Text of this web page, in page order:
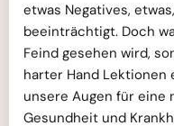
etwas Negatives,
beeinträchtigt. Doch
Feind gesehen wird,
harter Hand
unsere Augen für eine
Gesundheit und